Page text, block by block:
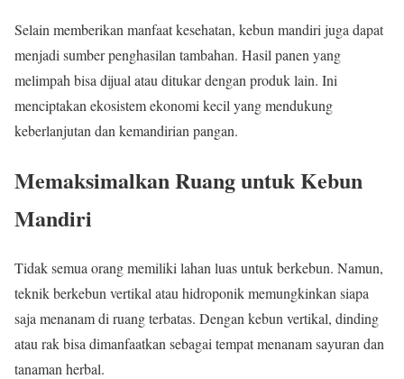
Selain memberikan manfaat kesehatan, kebun mandiri juga dapat
menjadi sumber penghasilan tambahan. Hasil panen yang
melimpah bisa dijual atau ditukar dengan produk lain. Ini
menciptakan ekosistem ekonomi kecil yang mendukung
keberlanjutan dan kemandirian pangan.
Memaksimalkan Ruang untuk Kebun
Mandiri
Tidak semua orang memiliki lahan luas untuk berkebun. Namun,
teknik berkebun vertikal atau hidroponik memungkinkan siapa
saja menanam di ruang terbatas. Dengan kebun vertikal, dinding
atau rak bisa dimanfaatkan sebagai tempat menanam sayuran dan
tanaman herbal.